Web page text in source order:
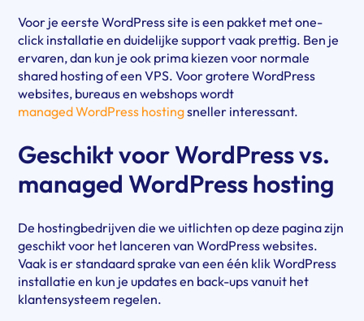
Voor je eerste WordPress site is een pakket met one-
click installatie en duidelijke support vaak prettig. Ben je
ervaren, dan kun je ook prima kiezen voor normale
shared hosting of een VPS. Voor grotere WordPress
websites, bureaus en webshops wordt
managed WordPress hostingsneller interessant.
Geschikt voor WordPress vs.
managed WordPress hosting
De hostingbedrijven die we uitlichten op deze pagina zijn
geschikt voor het lanceren van WordPress websites.
Vaak is er standaard sprake van een één klik WordPress
installatie en kun je updates en back-ups vanuit het
klantensysteem regelen.